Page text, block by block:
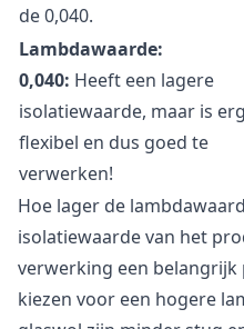
de 0,040.
Lambdawaarde:
0,040: Heeft een lagere
isolatiewaarde, maar is erg
flexibel en dus goed te
verwerken!
Hoe lager de
isolatiewaarde van het
verwerking een
kiezen voor een hogere